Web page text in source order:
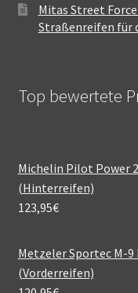
Mitas Street
Straßenreifen für
Top bewertete
Michelin Pilot Power
(Hinterreifen)
123,95€
Metzeler Sportec M-9
(Vorderreifen)